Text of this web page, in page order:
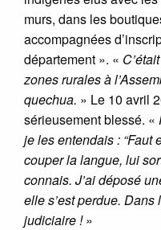
murs, dans les
accompagnées
département ». «
zones rurales à
quechua. » Le 10 avril
sérieusement blessé. «
je les entendais : “Faut
couper la langue, lui
connais. J’ai déposé
elle s’est perdue.
judiciaire !»